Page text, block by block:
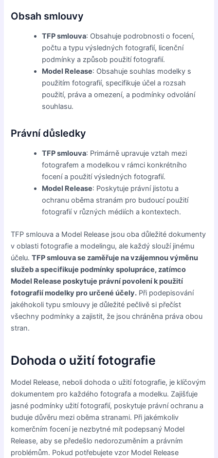
Obsah smlouvy
TFP smlouva: Obsahuje podrobnosti o focení,
počtu a typu výsledných fotografií, licenční
podmínky a způsob použití fotografií.
Model Release: Obsahuje souhlas modelky s
použitím fotografií, specifikuje účel a rozsah
použití, práva a omezení, a podmínky odvolání
souhlasu.
Právní důsledky
TFP smlouva: Primárně upravuje vztah mezi
fotografem a modelkou v rámci konkrétního
focení a použití výsledných fotografií.
Model Release: Poskytuje právní jistotu a
ochranu oběma stranám pro budoucí použití
fotografií v různých médiích a kontextech.
TFP smlouva a Model Release jsou oba důležité dokumenty
v oblasti fotografie a modelingu, ale každý slouží jinému
účelu.TFP smlouva se zaměřuje na vzájemnou výměnu
služeb a specifikuje podmínky spolupráce, zatímco
Model Release poskytuje právní povolení k použití
fotografií modelky pro určené účely. Při podepisování
jakéhokoli typu smlouvy je důležité pečlivě si přečíst
všechny podmínky a zajistit, že jsou chráněna práva obou
stran.
Dohoda o užití fotografie
Model Release, neboli dohoda o užití fotografie, je klíčovým
dokumentem pro každého fotografa a modelku. Zajišťuje
jasné podmínky užití fotografií, poskytuje právní ochranu a
buduje důvěru mezi oběma stranami. Při jakémkoliv
komerčním focení je nezbytné mít podepsaný Model
Release, aby se předešlo nedorozuměním a právním
problémům. Pokud potřebujete vzor Model Release